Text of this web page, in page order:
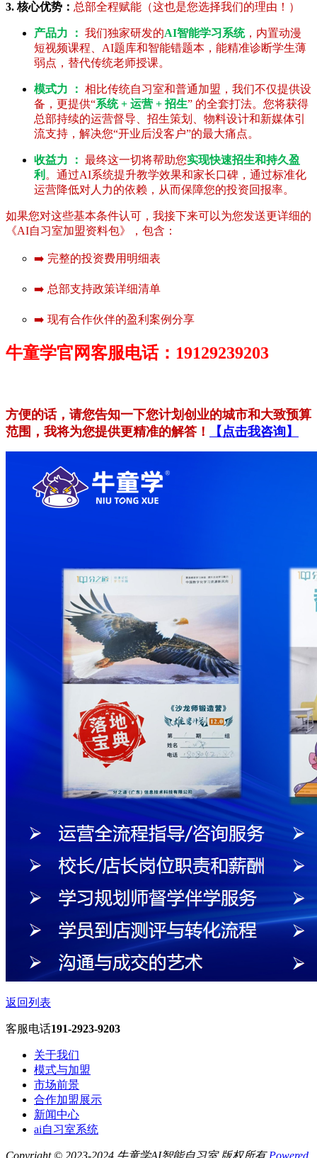
3. 核心优势： 总部全程赋能（这也是您选择我们的理由！）
产品力 ： 我们独家研发的AI智能学习系统，内置动漫
短视频课程、AI题库和智能错题本，能精准诊断学生薄
弱点，替代传统老师授课。
模式力 ： 相比传统自习室和普通加盟，我们不仅提供设
备，更提供“系统 + 运营 + 招生” 的全套打法。您将获得
总部持续的运营督导、招生策划、物料设计和新媒体引
流支持，解决您“开业后没客户”的最大痛点。
收益力 ： 最终这一切将帮助您实现快速招生和持久盈
利 。通过AI系统提升教学效果和家长口碑，通过标准化
运营降低对人力的依赖，从而保障您的投资回报率。
如果您对这些基本条件认可，我接下来可以为您发送更详细的
《AI自习室加盟资料包》，包含：
➡️ 完整的投资费用明细表
➡️ 总部支持政策详细清单
➡️ 现有合作伙伴的盈利案例分享
牛童学官网客服电话：19129239203
方便的话，请您告知一下您计划创业的城市和大致预算
范围，我将为您提供更精准的解答！
【点击我咨询】
返回列表
客服电话191-2923-9203
关于我们
模式与加盟
市场前景
合作加盟展示
新闻中心
ai自习室系统